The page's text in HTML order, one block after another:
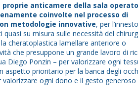
proprie anticamere della sala
coinvolte nel processo di
metodologie innovative, per
su misura sulle necessità del
cheratoplastica lamellare anteriore o
che presuppone un grande lavoro di
Diego Ponzin – per valorizzare ogni
aspetto prioritario per la banca degli
ogni dono e il gesto generoso